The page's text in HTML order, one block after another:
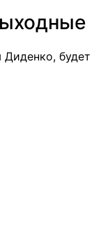
Диденко, будет